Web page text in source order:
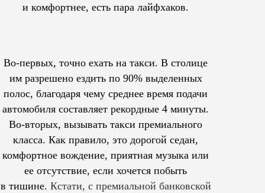
и комфортнее, есть пара лайфхаков.
Во-первых, точно ехать на такси. В столице
им разрешеноездить по 90% выделенных
полос, благодаря чему среднее время подачи
автомобиля составляет рекордные 4 минуты.
Во-вторых, вызывать такси премиального
класса. Как правило, это дорогой седан,
комфортное вождение, приятная музыка или
ее отсутствие, если хочется побыть
в тишине. Кстати, с премиальной банковской